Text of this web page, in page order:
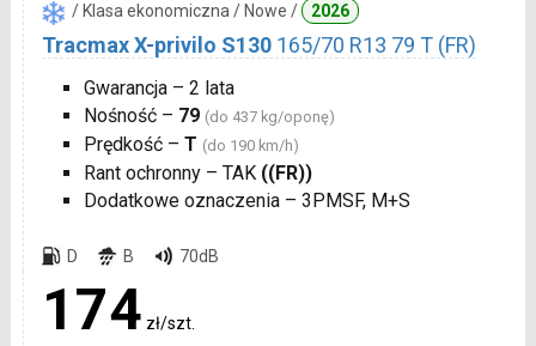
/ Klasa ekonomiczna / Nowe / 2026
Tracmax X-privilo S130 165/70 R13 79 T (FR)
Gwarancja – 2 lata
Nośność – 79 (do 437 kg/oponę)
Prędkość – T (do 190 km/h)
Rant ochronny – TAK ((FR))
Dodatkowe oznaczenia – 3PMSF, M+S
D B 70dB
174 zł/szt.